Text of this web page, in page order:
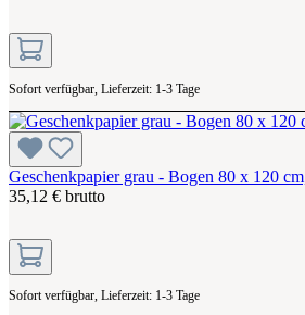
Sofort verfügbar, Lieferzeit: 1-3 Tage
Geschenkpapier grau - Bogen 80 x 120
35,12 € brutto
Sofort verfügbar, Lieferzeit: 1-3 Tage